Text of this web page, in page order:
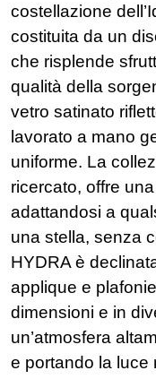
costellazione
costituita da un
che risplende
qualità della
vetro satinato
lavorato a mano
uniforme. La
ricercato, offre
adattandosi a
una stella, senza
HYDRA è
applique e
dimensioni e in
un’atmosfera
e portando la luce